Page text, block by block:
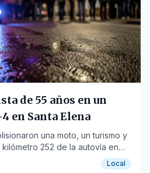
de 55 años en un
en Santa Elena
una moto, un turismo y
252 de la autovía en
Local